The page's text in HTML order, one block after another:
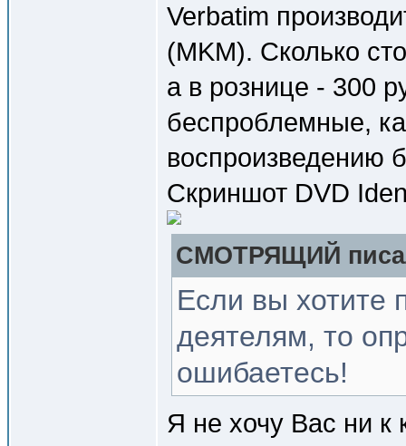
Verbatim
(MKM). Сколько
а в рознице - 300
беспроблемные,
воспроизведению
Скриншот DVD
СМОТРЯЩИЙ
Если вы хотите
деятелям, то
ошибаетесь!
Я не хочу Вас ни к